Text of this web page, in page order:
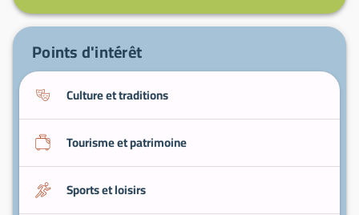
Marchés locaux: produits frais et spécialités
Points d'intérêt
Culture et traditions
Tourisme et patrimoine
Sports et loisirs